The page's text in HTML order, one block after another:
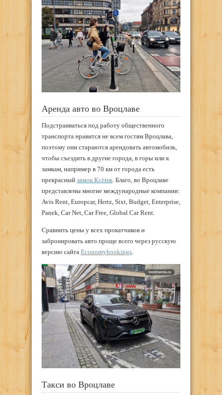
Аренда авто во Вроцлаве
Подстраиваться под работу общественного
транспорта нравится не всем гостям Вроцлава,
поэтому они стараются арендовать автомобиль,
чтобы съездить в другие города, в горы или к
замкам, например в 70 км от города есть
прекрасный замок Ксёнж . Благо, во Вроцлаве
представлены многие международные компании:
Avis Rent, Europcar, Hertz, Sixt, Budget, Enterprise,
Panek, Car Net, Car Free, Global Car Rent.
Сравнить цены у всех прокатчиков и
забронировать авто проще всего через русскую
версию сайта Economybookings
Такси во Вроцлаве